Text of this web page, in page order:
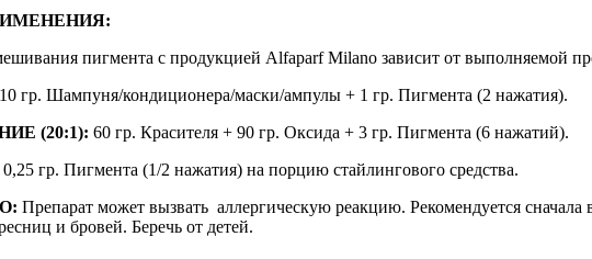
пигмента с продукцией Alfaparf Milano зависит от выполняемой
10 гр. Шампуня/кондиционера/маски/ампулы + 1 гр. Пигмента (2 нажатия).
(20:1): 60 гр. Красителя + 90 гр. Оксида + 3 гр. Пигмента (6 нажатий).
0,25 гр. Пигмента (1/2 нажатия) на порцию стайлингового средства.
Препарат может вызвать аллергическую реакцию. Рекомендуется
и бровей. Беречь от детей.